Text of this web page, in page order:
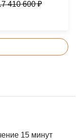
410 600 ₽
15 минут